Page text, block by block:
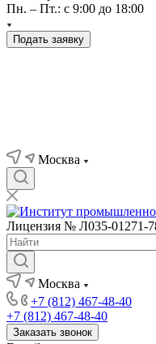
Пн. – Пт.: с 9:00 до 18:00
Подать заявку
Москва
Лицензия № Л035-01271-
Москва
+7 (812) 467-48-40
+7 (812) 467-48-40
Заказать звонок